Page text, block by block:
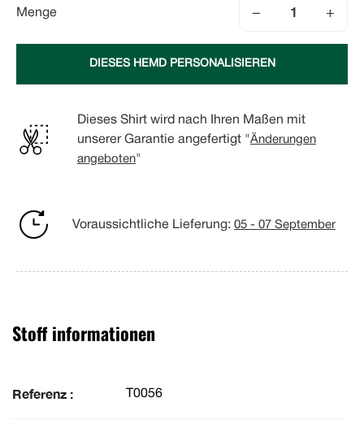
Menge − +
DIESES HEMD PERSONALISIEREN
Dieses Shirt wird nach Ihren Maßen mit
unserer Garantie angefertigt "Änderungen
angeboten"
Voraussichtliche Lieferung: 05 - 07 September
Stoff informationen
Referenz : T0056